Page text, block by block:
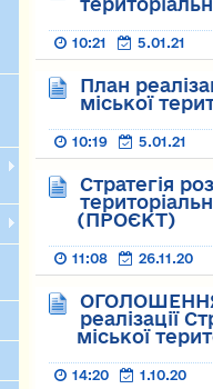
10:21 5.01.21
План
міської
10:19 5.01.21
Стратегія
(ПРОЄКТ)
11:08 26.11.20
реалізації
міської
14:20 1.10.20